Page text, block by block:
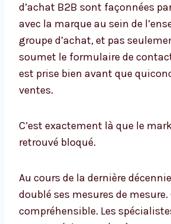
d’achat B2B sont façonnées
avec la marque au sein de
groupe d’achat, et pas
soumet le formulaire de
est prise bien avant que
ventes.
C’est exactement là que le
retrouvé bloqué.
Au cours de la dernière
doublé ses mesures de mesure.
compréhensible. Les